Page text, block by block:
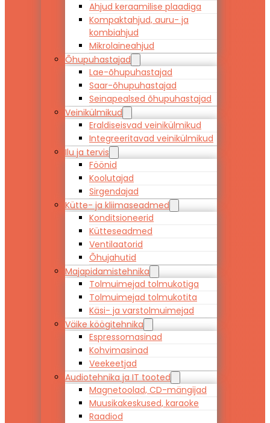
Ahjud keraamilise plaadiga
Kompaktahjud, auru- ja
kombiahjud
Mikrolaineahjud
Õhupuhastajad
Lae-õhupuhastajad
Saar-õhupuhastajad
Seinapealsed õhupuhastajad
Veinikülmikud
Eraldiseisvad veinikülmikud
Integreeritavad veinikülmikud
Ilu ja tervis
Föönid
Koolutajad
Sirgendajad
Kütte- ja kliimaseadmed
Konditsioneerid
Kütteseadmed
Ventilaatorid
Õhujahutid
Majapidamistehnika
Tolmuimejad tolmukotiga
Tolmuimejad tolmukotita
Käsi- ja varstolmuimejad
Väike köögitehnika
Espressomasinad
Kohvimasinad
Veekeetjad
Audiotehnika ja IT tooted
Magnetoolad, CD-mängijad
Muusikakeskused, karaoke
Raadiod